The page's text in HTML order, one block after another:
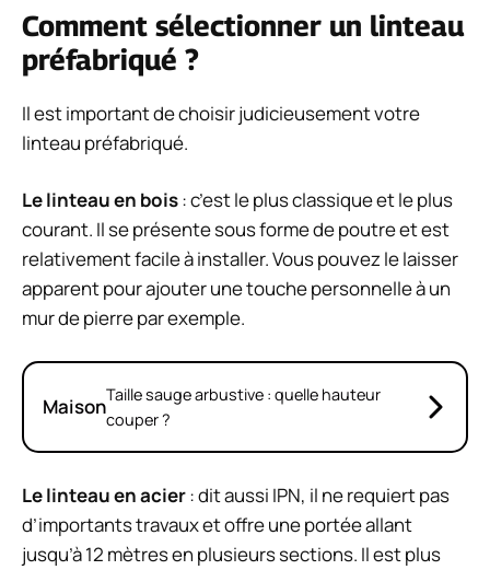
Comment sélectionner un linteau
préfabriqué ?
Il est important de choisir judicieusement votre
linteau préfabriqué.
Le linteau en bois: c’est le plus classique et le plus
courant. Il se présente sous forme de poutre et est
relativement facile à installer. Vous pouvez le laisser
apparent pour ajouter une touche personnelle à un
mur de pierre par exemple.
MaisonTaille sauge arbustive : quelle hauteur
couper ?
Le linteau en acier: dit aussi IPN, il ne requiert pas
d’importants travaux et offre une portée allant
jusqu’à 12 mètres en plusieurs sections. Il est plus